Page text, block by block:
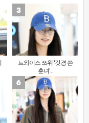
트와이스 쯔위 ‘갓경 쓴
훈녀’..